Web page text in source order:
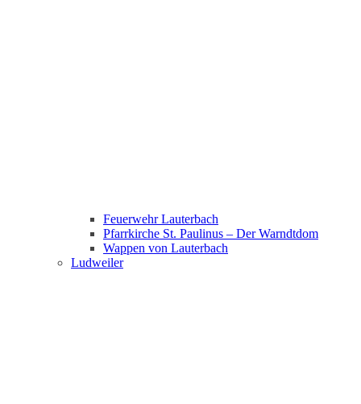
Feuerwehr Lauterbach
Pfarrkirche St. Paulinus – Der Warndtdom
Wappen von Lauterbach
Ludweiler